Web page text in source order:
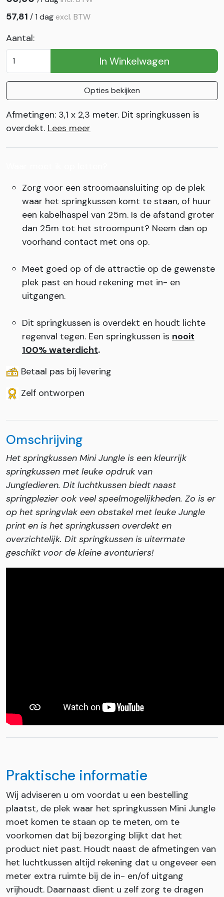
57,81 /1 dag excl. BTW
Aantal:
In Winkelwagen
Opties bekijken
Afmetingen: 3,1 x 2,3 meter. Dit springkussen is
overdekt. Lees meer
Zorg voor een stroomaansluiting op de plek
waar het springkussen komt te staan, of huur
een kabelhaspel van 25m. Is de afstand groter
dan 25m tot het stroompunt? Neem dan op
voorhand contact met ons op.
Meet goed op of de attractie op de gewenste
plek past en houd rekening met in- en
uitgangen.
Dit springkussen is overdekt en houdt lichte
regenval tegen. Een springkussen is nooit
100% waterdicht.
Betaal pas bij levering
Zelf ontworpen
Omschrijving
Het springkussen Mini Jungle is een kleurrijk
springkussen met leuke opdruk van
Jungledieren. Dit luchtkussen biedt naast
springplezier ook veel speelmogelijkheden. Zo is er
op het springvlak een obstakel met leuke Jungle
print en is het springkussen overdekt en
overzichtelijk. Dit springkussen is uitermate
geschikt voor de kleine avonturiers!
Praktische informatie
Wij adviseren u om voordat u een bestelling
plaatst, de plek waar het springkussen Mini Jungle
moet komen te staan op te meten, om te
voorkomen dat bij bezorging blijkt dat het
product niet past. Houdt naast de afmetingen van
het luchtkussen altijd rekening dat u ongeveer een
meter extra ruimte bij de in- en/of uitgang
vrijhoudt. Daarnaast dient u zelf zorg te dragen